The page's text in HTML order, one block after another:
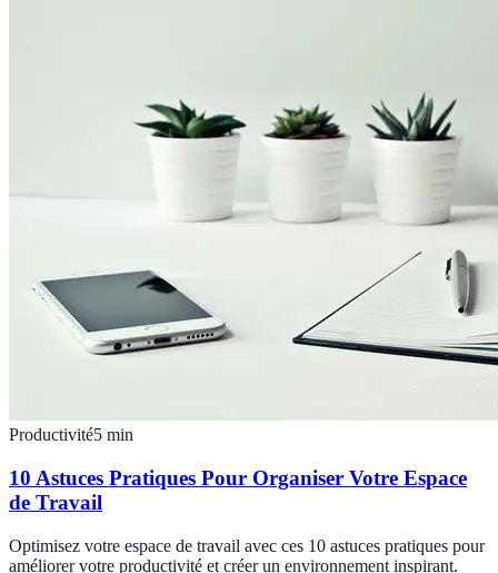
Productivité5 min
10 Astuces Pratiques Pour Organiser Votre Espace
de Travail
Optimisez votre espace de travail avec ces 10 astuces pratiques pour
améliorer votre productivité et créer un environnement inspirant.